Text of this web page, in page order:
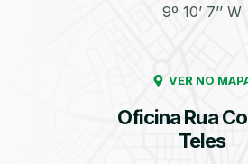
9º 10’ 7’’ W
VER NO
Oficina Rua
Teles